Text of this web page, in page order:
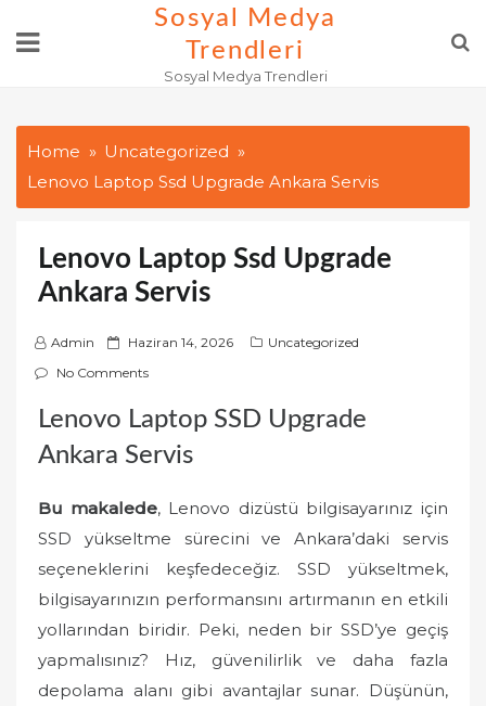
Sosyal Medya
Trendleri
Sosyal Medya Trendleri
Home
Uncategorized
Lenovo Laptop Ssd Upgrade Ankara Servis
Lenovo Laptop Ssd Upgrade
Ankara Servis
Admin
P
o
t
o
Haziran 14, 2026
Uncategorized
No Comments
Lenovo Laptop SSD Upgrade
Ankara Servis
Bu makalede, Lenovo dizüstü bilgisayarınız için
SSD yükseltme sürecini ve Ankara’daki servis
seçeneklerini keşfedeceğiz. SSD yükseltmek,
bilgisayarınızın performansını artırmanın en etkili
yollarından biridir. Peki, neden bir SSD’ye geçiş
yapmalısınız? Hız, güvenilirlik ve daha fazla
depolama alanı gibi avantajlar sunar. Düşünün,